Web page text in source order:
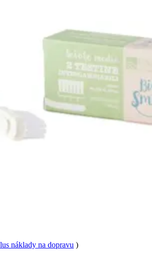
náklady na dopravu )